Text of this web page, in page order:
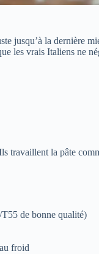
jusqu’à la dernière
les vrais Italiens ne
travaillent la pâte
de bonne qualité)
froid